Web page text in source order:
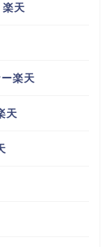
天
楽天
天